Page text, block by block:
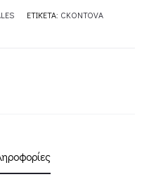
ΕΤΙΚΈΤΑ: CKONTOVA